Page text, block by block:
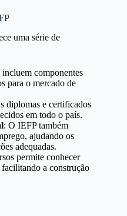
uma série de
incluem componentes
para o mercado de
diplomas e certificados
em todo o país.
: O IEFP também
ajudando os
adequadas.
permite conhecer
facilitando a construção